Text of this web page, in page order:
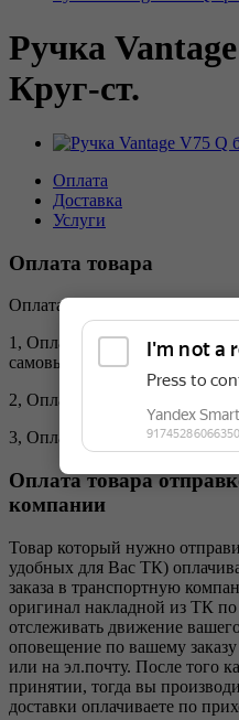
Ручка
Круг-ст.
Оплата
Доставка
Услуги
Оплата товара
Оплата товара производится
1, Оплата наличными по
самовывозом.
2, Оплата переводом на
3, Оплата безналичным
Оплата товара
компании
Товар который нужно
удобных для Вас ТК)
заказа в транспортную
оригинал накладной из ТК
отслеживать движение
оповещение по вашему
или на эл.почту. После того
принятии, тогда вы
доставки оплачиваете по